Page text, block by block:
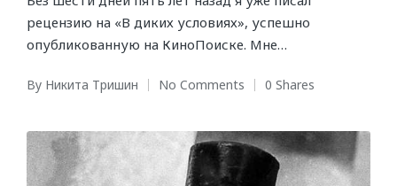
рецензию на «В диких условиях», успешно
опубликованную на КиноПоиске. Мне…
Posted
By Никита Тришин No Comments 0 Shares